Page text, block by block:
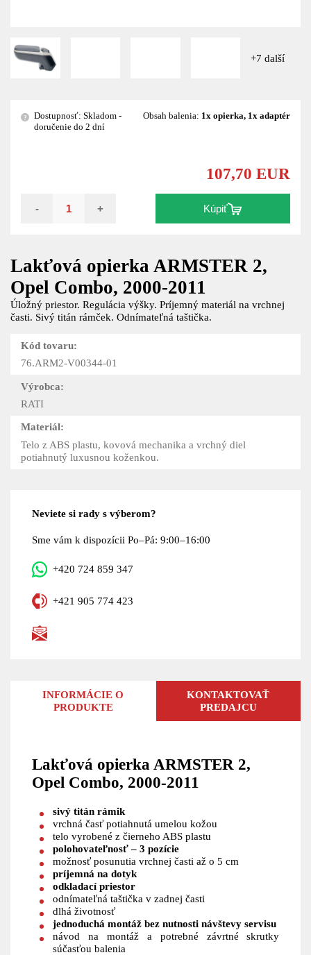
+7 další
Lakťová opierka ARMSTER 2,
Opel Combo, 2000-2011
Úložný priestor. Regulácia výšky. Príjemný materiál na vrchnej
časti. Sivý titán rámček. Odnímateľná taštička.
Kód tovaru:
76.ARM2-V00344-01
Výrobca:
RATI
Materiál:
Telo z ABS plastu, kovová mechanika a vrchný diel
potiahnutý luxusnou koženkou.
?
Dostupnosť: Skladom -
doručenie do 2 dní
Obsah balenia: 1x opierka, 1x adaptér
107,70 EUR
- + Kúpiť
Neviete si rady s výberom?
Sme vám k dispozícii Po–Pá: 9:00–16:00
+420 724 859 347
+421 905 774 423
INFORMÁCIE O
PRODUKTE
KONTAKTOVAŤ
PREDAJCU
Lakťová opierka ARMSTER 2,
Opel Combo, 2000-2011
sivý titán rámik
vrchná časť potiahnutá umelou kožou
telo vyrobené z čierneho ABS plastu
polohovateľnosť – 3 pozície
možnosť posunutia vrchnej časti až o 5 cm
príjemná na dotyk
odkladací priestor
odnímateľná taštička v zadnej časti
dlhá životnosť
jednoduchá montážbez nutnosti návštevy servisu
návod na montáž a potrebné závrtné skrutky
súčasťou balenia